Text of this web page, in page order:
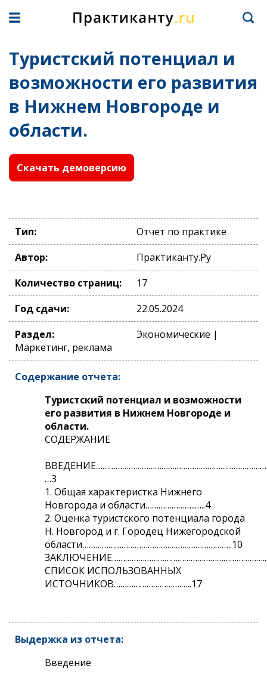
Туристский потенциал и
возможности его развития
в Нижнем Новгороде и
области.
Скачать демоверсию
Тип:
Отчет по практике
Автор:
Практиканту.Ру
Количество страниц:
17
Год сдачи:
22.05.2024
Раздел:
Экономические |
Маркетинг, реклама
Содержание отчета:
Туристский потенциал и возможности
его развития в Нижнем Новгороде и
области.
СОДЕРЖАНИЕ
…3
1. Общая характеристка Нижнего
Новгорода и области…………………..…..4
2. Оценка туристского потенциала города
Н. Новгород и г. Городец Нижегородской
области………………………………….………………………..10
СПИСОК ИСПОЛЬЗОВАННЫХ
ИСТОЧНИКОВ………………………….…..17
Выдержка из отчета:
Введение